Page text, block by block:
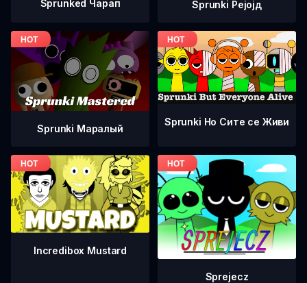
Sprunked Чарап Sprunki Рејојд
Sprunki Маралый
Sprunki Но Сите се Живи
Incredibox Mustard
Sprejecz